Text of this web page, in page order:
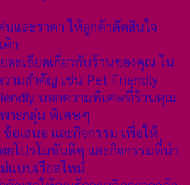
นและราคา ให้ลูกค้าตัดสินใจ
า
ละเอียดเกี่ยวกับร้านของคุณ ใน
ามสำคัญ เช่น Pet Friendly
บอกความพิเศษที่ร้านคุณ
าะกลุ่ม พิเศษๆ
ข้อเสนอ และกิจกรรม เพื่อให้
ยโปรโมชันดีๆ และกิจกรรมที่น่า
แบบเรียลไทม์